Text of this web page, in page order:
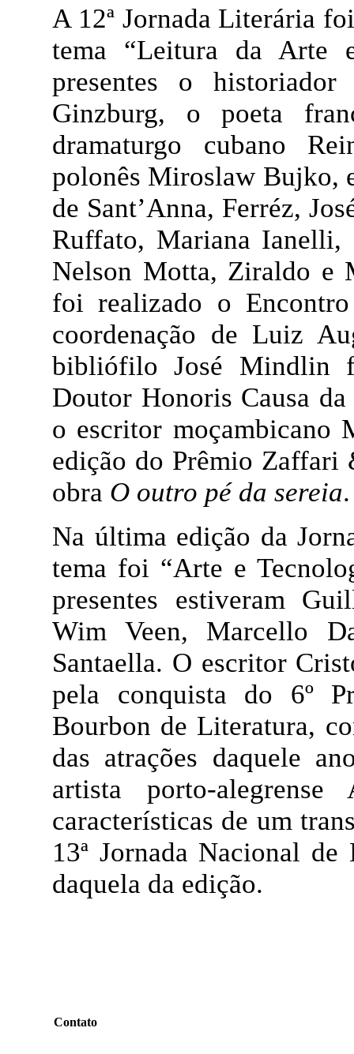
A 12ª Jornada Literária
tema “Leitura da Arte
presentes o
Ginzburg, o poeta
dramaturgo cubano
polonês Miroslaw Bujko,
de Sant’Anna, Ferréz,
Ruffato, Mariana
Nelson Motta, Ziraldo e
foi realizado o
coordenação de Luiz
bibliófilo José Mindlin
Doutor Honoris Causa
o escritor moçambicano
edição do Prêmio
obra O outro pé da sereia.
Na última edição da
tema foi “Arte e
presentes estiveram
Wim Veen, Marcello
Santaella. O escritor
pela conquista do 6º
Bourbon de Literatura,
das atrações daquele
artista porto-
características de um
13ª Jornada Nacional
daquela da edição.
Contato